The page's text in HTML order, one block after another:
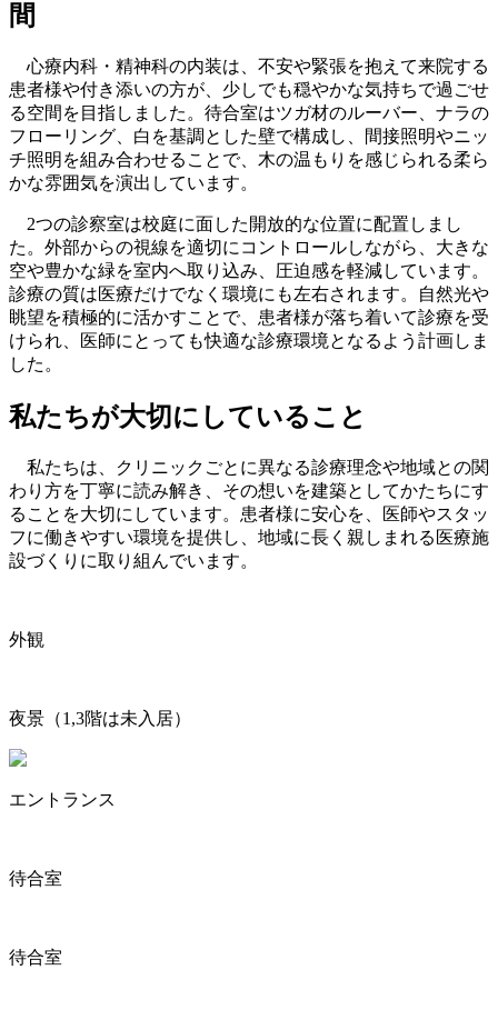
間
心療内科・精神科の内装は、不安や緊張を抱えて来院する
患者様や付き添いの方が、少しでも穏やかな気持ちで過ごせ
る空間を目指しました。待合室はツガ材のルーバー、ナラの
フローリング、白を基調とした壁で構成し、間接照明やニッ
チ照明を組み合わせることで、木の温もりを感じられる柔ら
かな雰囲気を演出しています。
2つの診察室は校庭に面した開放的な位置に配置しまし
た。外部からの視線を適切にコントロールしながら、大きな
空や豊かな緑を室内へ取り込み、圧迫感を軽減しています。
診療の質は医療だけでなく環境にも左右されます。自然光や
眺望を積極的に活かすことで、患者様が落ち着いて診療を受
けられ、医師にとっても快適な診療環境となるよう計画しま
した。
私たちが大切にしていること
私たちは、クリニックごとに異なる診療理念や地域との関
わり方を丁寧に読み解き、その想いを建築としてかたちにす
ることを大切にしています。患者様に安心を、医師やスタッ
フに働きやすい環境を提供し、地域に長く親しまれる医療施
設づくりに取り組んでいます。
外観
夜景（1,3階は未入居）
エントランス
待合室
待合室